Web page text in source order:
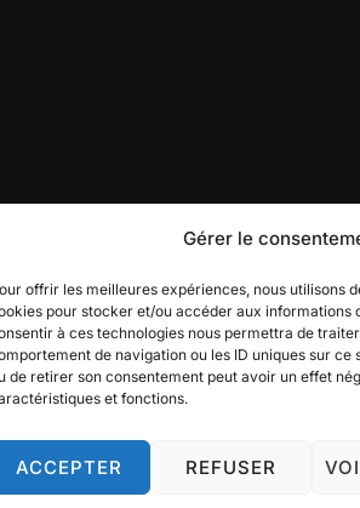
Gérer le
offrir les meilleures expériences, nous utilisons
pour stocker et/ou accéder aux informations
à ces technologies nous permettra de
de navigation ou les ID uniques sur ce
de retirer son consentement peut avoir un effet
et fonctions.
ACCEPTER REFUSER